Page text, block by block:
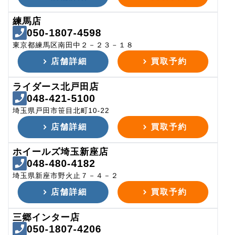
練馬店
050-1807-4598
東京都練馬区南田中２－２３－１８
店舗詳細 買取予約
ライダース北戸田店
048-421-5100
埼玉県戸田市笹目北町10-22
店舗詳細 買取予約
ホイールズ埼玉新座店
048-480-4182
埼玉県新座市野火止７－４－２
店舗詳細 買取予約
三郷インター店
050-1807-4206